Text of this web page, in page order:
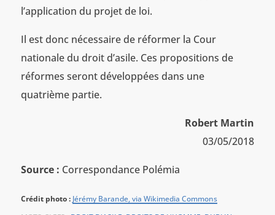
l’application du projet de loi.
Il est donc nécessaire de réformer la Cour
nationale du droit d’asile. Ces propositions de
réformes seront développées dans une
quatrième partie.
Robert Martin
03/05/2018
Source : Correspondance Polémia
Crédit photo : Jérémy Barande, via Wikimedia Commons